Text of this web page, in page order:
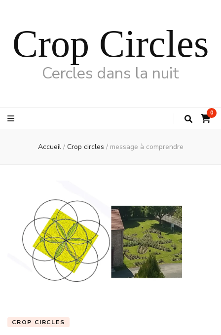
Crop Circles
Cercles dans la nuit
0
Accueil / Crop circles / message à comprendre
CROP CIRCLES